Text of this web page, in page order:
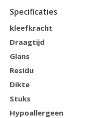
Specificaties
kleefkracht
Draagtijd
Glans
Residu
Dikte
Stuks
Hypoallergeen